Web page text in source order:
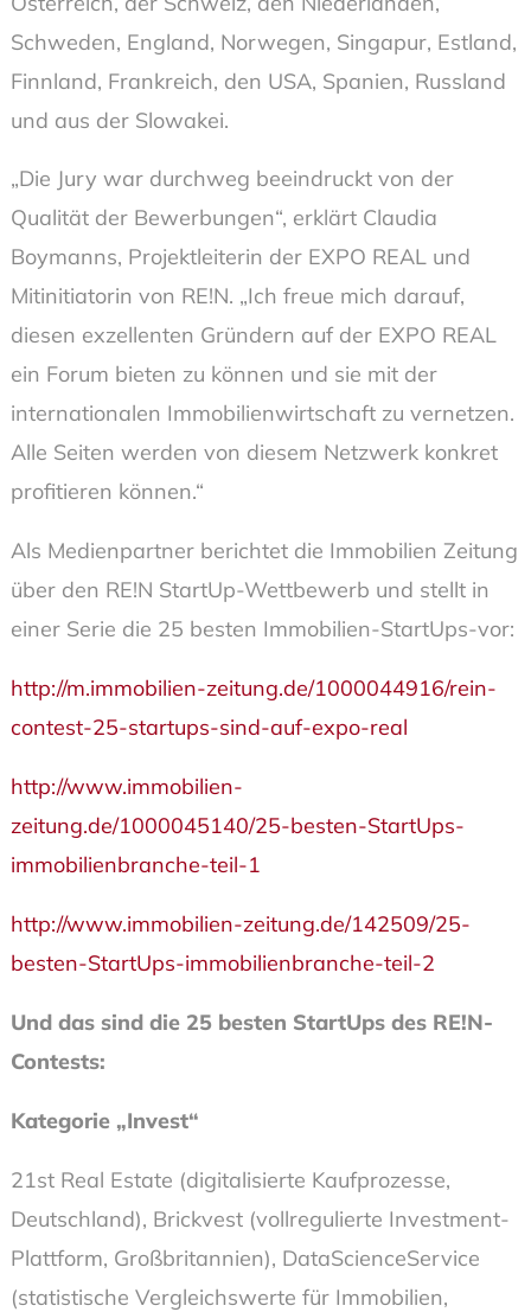
Schweden, England, Norwegen, Singapur, Estland,
Finnland, Frankreich, den USA, Spanien, Russland
und aus der Slowakei.
„Die Jury war durchweg beeindruckt von der
Qualität der Bewerbungen“, erklärt Claudia
Boymanns, Projektleiterin der EXPO REAL und
Mitinitiatorin von RE!N. „Ich freue mich darauf,
diesen exzellenten Gründern auf der EXPO REAL
ein Forum bieten zu können und sie mit der
internationalen Immobilienwirtschaft zu vernetzen.
Alle Seiten werden von diesem Netzwerk konkret
profitieren können.“
Als Medienpartner berichtet die Immobilien Zeitung
über den RE!N StartUp-Wettbewerb und stellt in
einer Serie die 25 besten Immobilien-StartUps-vor:
http://m.immobilien-zeitung.de/1000044916/rein-
contest-25-startups-sind-auf-expo-real
http://www.immobilien-
zeitung.de/1000045140/25-besten-StartUps-
immobilienbranche-teil-1
http://www.immobilien-zeitung.de/142509/25-
besten-StartUps-immobilienbranche-teil-2
Und das sind die 25 besten StartUps des RE!N-
Contests:
Kategorie „Invest“
21st Real Estate (digitalisierte Kaufprozesse,
Deutschland), Brickvest (vollregulierte Investment-
Plattform, Großbritannien), DataScienceService
(statistische Vergleichswerte für Immobilien,